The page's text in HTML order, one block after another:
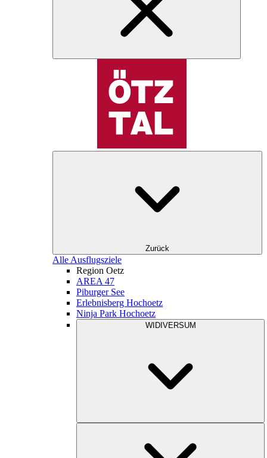
Zurück
Alle Ausflugsziele
Region Oetz
AREA 47
Piburger See
Erlebnisberg Hochoetz
Ninja Park Hochoetz
WIDIVERSUM